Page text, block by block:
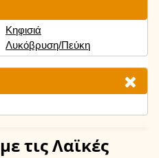
Κηφισιά
Λυκόβρυση/Πεύκη
με τις Λαϊκές